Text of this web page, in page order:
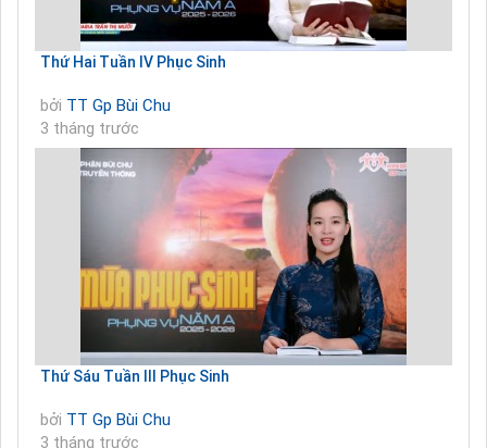
Thứ Hai Tuần IV Phục Sinh
bởi TT Gp Bùi Chu
3 tháng trước
Thứ Sáu Tuần III Phục Sinh
bởi TT Gp Bùi Chu
3 tháng trước